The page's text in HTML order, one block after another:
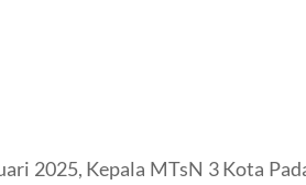
2025, Kepala MTsN 3 Kota